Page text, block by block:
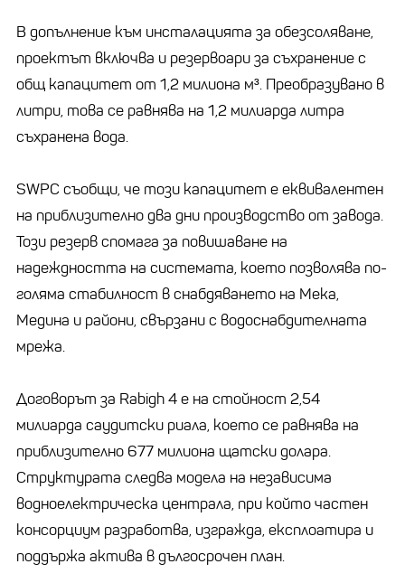
В допълнение към инсталацията за обезсоляване,
проектът включва и резервоари за съхранение с
общ капацитет от 1,2 милиона м³. Преобразувано в
литри, това се равнява на 1,2 милиарда литра
съхранена вода.
SWPC съобщи, че този капацитет е еквивалентен
на приблизително два дни производство от завода.
Този резерв спомага за повишаване на
надеждността на системата, което позволява по-
голяма стабилност в снабдяването на Мека,
Медина и райони, свързани с водоснабдителната
мрежа.
Договорът за Rabigh 4 е на стойност 2,54
милиарда саудитски риала, което се равнява на
приблизително 677 милиона щатски долара.
Структурата следва модела на независима
водноелектрическа централа, при който частен
консорциум разработва, изгражда, експлоатира и
поддържа актива в дългосрочен план.